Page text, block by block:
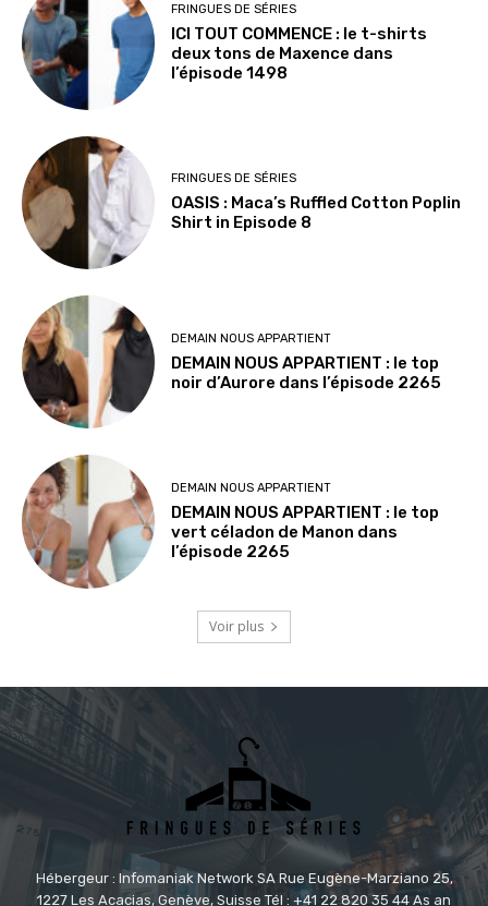
FRINGUES DE SÉRIES
ICI TOUT COMMENCE : le t-shirts
deux tons de Maxence dans
l’épisode 1498
FRINGUES DE SÉRIES
OASIS : Maca’s Ruffled Cotton Poplin
Shirt in Episode 8
DEMAIN NOUS APPARTIENT
DEMAIN NOUS APPARTIENT : le top
noir d’Aurore dans l’épisode 2265
DEMAIN NOUS APPARTIENT
DEMAIN NOUS APPARTIENT : le top
vert céladon de Manon dans
l’épisode 2265
Voir plus
Hébergeur : Infomaniak Network SA Rue Eugène-Marziano 25,
1227 Les Acacias, Genève, Suisse Tél : +41 22 820 35 44 As an